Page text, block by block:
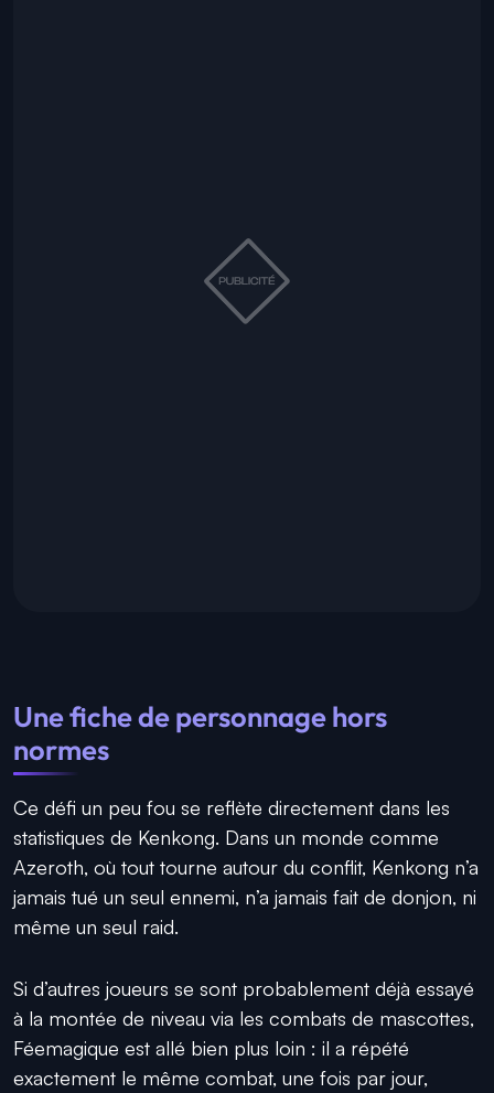
Une fiche de personnage hors
normes
Ce défi un peu fou se reflète directement dans les
statistiques de Kenkong. Dans un monde comme
Azeroth, où tout tourne autour du conflit, Kenkong n’a
jamais tué un seul ennemi, n’a jamais fait de donjon, ni
même un seul raid.
Si d’autres joueurs se sont probablement déjà essayé
à la montée de niveau via les combats de mascottes,
Féemagique est allé bien plus loin : il a répété
exactement le même combat, une fois par jour,